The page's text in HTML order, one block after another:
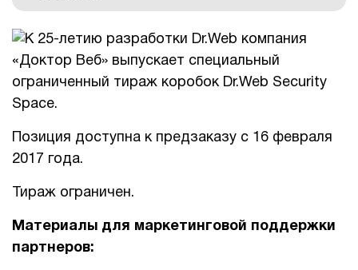
Позиция доступна к предзаказу с 16 февраля
2017 года.
Тираж ограничен.
Материалы для маркетинговой поддержки
партнеров: